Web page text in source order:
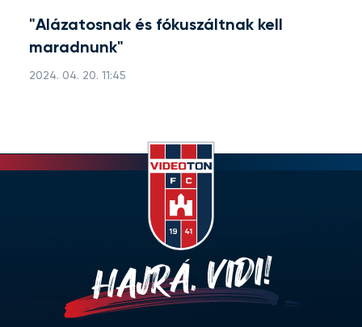
"Alázatosnak és fókuszáltnak kell
maradnunk"
2024. 04. 20. 11:45
HAJRÁ, VIDI!